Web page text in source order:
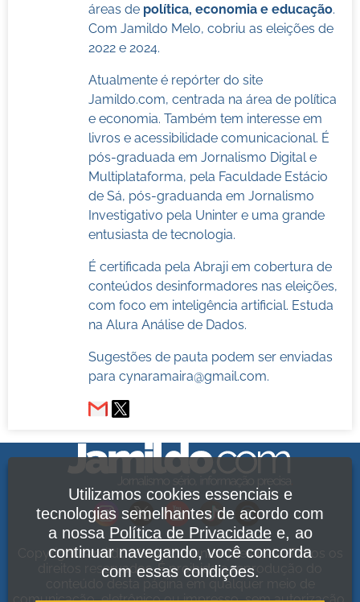
áreas de política, economia e educação.
Com Jamildo Melo, cobriu as eleições de
2022 e 2024.
Atualmente é repórter do site
Jamildo.com, centrada na área de política
e economia. Também tem interesse em
livros e acessibilidade comunicacional. É
pós-graduada em Jornalismo Digital e
Multiplataforma, pela Faculdade Estácio
de Sá, pós-graduanda em Jornalismo
Investigativo pela Uninter e uma grande
entusiasta de tecnologia.
É certificada pela Abraji em cobertura de
conteúdos desinformadores nas eleições,
com foco em inteligência artificial. Estuda
na Alura Análise de Dados.
Sugestões de pauta podem ser enviadas
para cynaramaira@gmail.com.
Copyright Jamildo Melo Comunicações Ltda. Todos os
direitos reservados. É proibida a reprodução do
conteúdo desta página em qualquer meio de
Utilizamos cookies essenciais e
tecnologias semelhantes de acordo com
a nossa Política de Privacidadee, ao
continuar navegando, você concorda
com essas condições.